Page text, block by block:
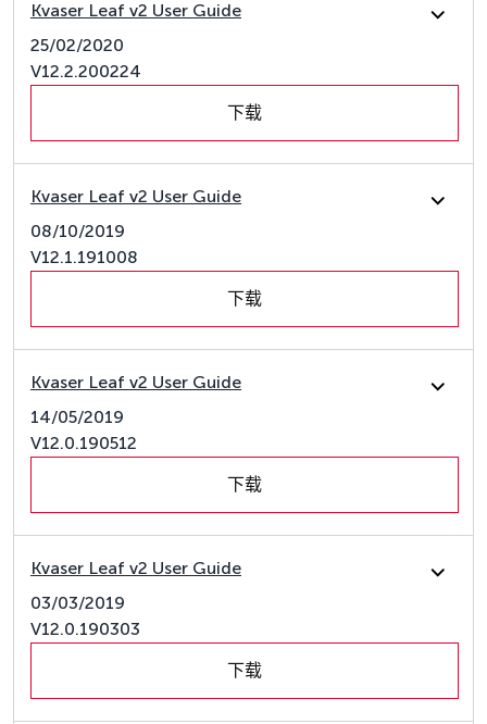
Kvaser Leaf v2 User Guide
25/02/2020
V12.2.200224
下载
Kvaser Leaf v2 User Guide
08/10/2019
V12.1.191008
下载
Kvaser Leaf v2 User Guide
14/05/2019
V12.0.190512
下载
Kvaser Leaf v2 User Guide
03/03/2019
V12.0.190303
下载